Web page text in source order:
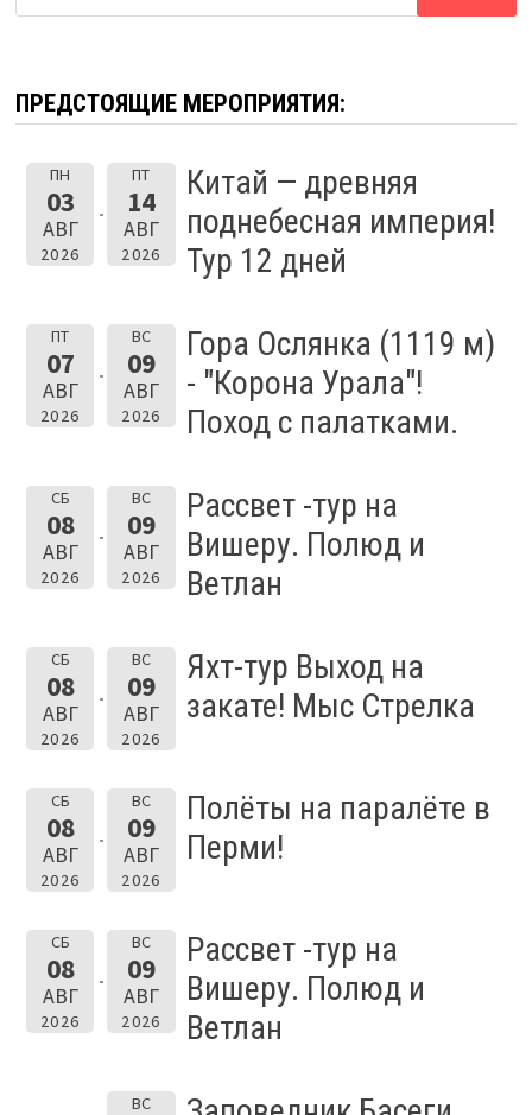
ПРЕДСТОЯЩИЕ МЕРОПРИЯТИЯ:
ПН
03
АВГ
2026
ПТ
14
АВГ
2026
Китай — древняя
поднебесная империя!
Тур 12 дней
ПТ
07
АВГ
2026
ВС
09
АВГ
2026
Гора Ослянка (1119 м)
- "Корона Урала"!
Поход с палатками.
СБ
08
АВГ
2026
ВС
09
АВГ
2026
Рассвет -тур на
Вишеру. Полюд и
Ветлан
СБ
08
АВГ
2026
ВС
09
АВГ
2026
Яхт-тур Выход на
закате! Мыс Стрелка
СБ
08
АВГ
2026
ВС
09
АВГ
2026
Полёты на паралёте в
Перми!
СБ
08
АВГ
2026
ВС
09
АВГ
2026
Рассвет -тур на
Вишеру. Полюд и
Ветлан
ВС